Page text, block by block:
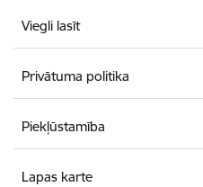
Viegli lasīt
Privātuma politika
Piekļūstamība
Lapas karte